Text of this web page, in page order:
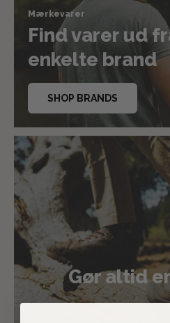
Mærkevarer
Find varer ud
enkelte brand
SHOP BRANDS
Gør altid